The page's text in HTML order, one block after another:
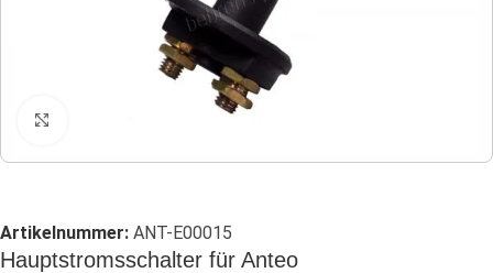
Klicken zum Vergrößern
Artikelnummer: ANT-E00015
Hauptstromsschalter für Anteo